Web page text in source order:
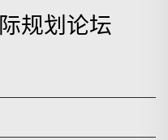
规划论坛